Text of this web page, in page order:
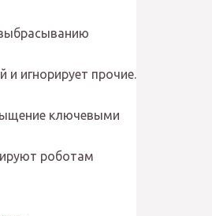
игнорирует прочие.
ключевыми
роботам